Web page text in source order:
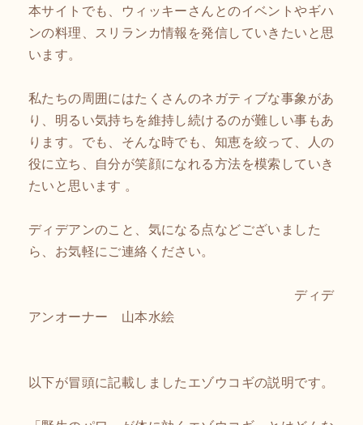
本サイトでも、ウィッキーさんとのイベントやギハ
ンの料理、スリランカ情報を発信していきたいと思
います。
私たちの周囲にはたくさんのネガティブな事象があ
り、明るい気持ちを維持し続けるのが難しい事もあ
ります。でも、そんな時でも、知恵を絞って、人の
役に立ち、自分が笑顔になれる方法を模索していき
たいと思います 。
ディデアンのこと、気になる点などございました
ら、お気軽にご連絡ください。
ディデ
アンオーナー 山本水絵
以下が冒頭に記載しましたエゾウコギの説明です。